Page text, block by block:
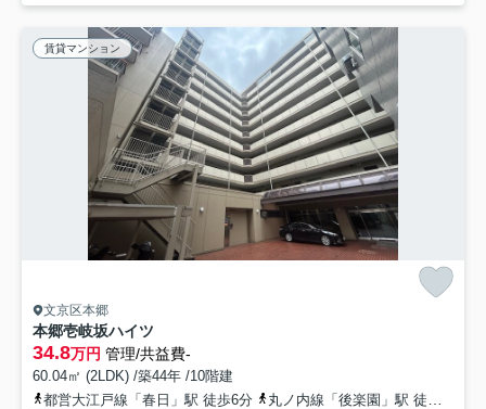
賃貸マンション
文京区本郷
本郷壱岐坂ハイツ
34.8万円 管理/共益費-
60.04㎡ (2LDK) /築44年 /10階建
都営大江戸線「春日」駅 徒歩6分
丸ノ内線「後楽園」駅 徒歩8分